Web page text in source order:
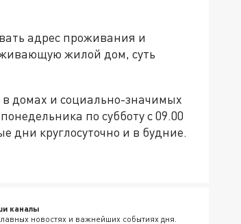
адрес проживания и
жилой дом, суть
домах и социально-значимых
по субботу с 09.00
дни круглосуточно и в будние.
каналы
новостях и важнейших событиях дня.